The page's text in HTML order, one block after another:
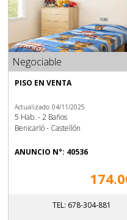
PISO EN VENTA
Actualizado: 04/11/2025
5 Hab. - 2 Baños
Benicarló - Castellón
ANUNCIO N°: 40536
Negociable
TEL: 678-304-881